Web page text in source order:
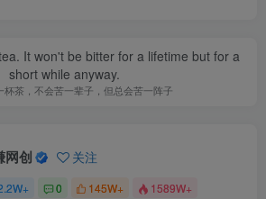
It won't be bitter for a lifetime but for a
short while anyway.
杯茶，不会苦一辈子，但总会苦一阵子
网创 关注
0 145W+ 1589W+